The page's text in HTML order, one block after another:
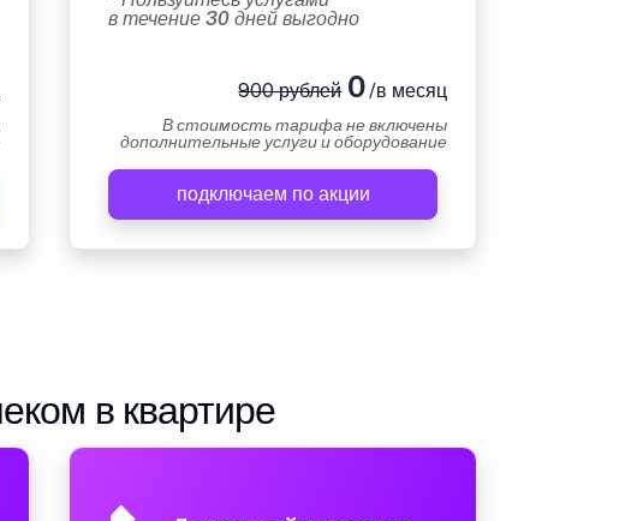
в течение 30 дней выгодно
900 рублей0/в месяц
В стоимость тарифа не включены
дополнительные услуги и оборудование
подключаем по акции
в квартире